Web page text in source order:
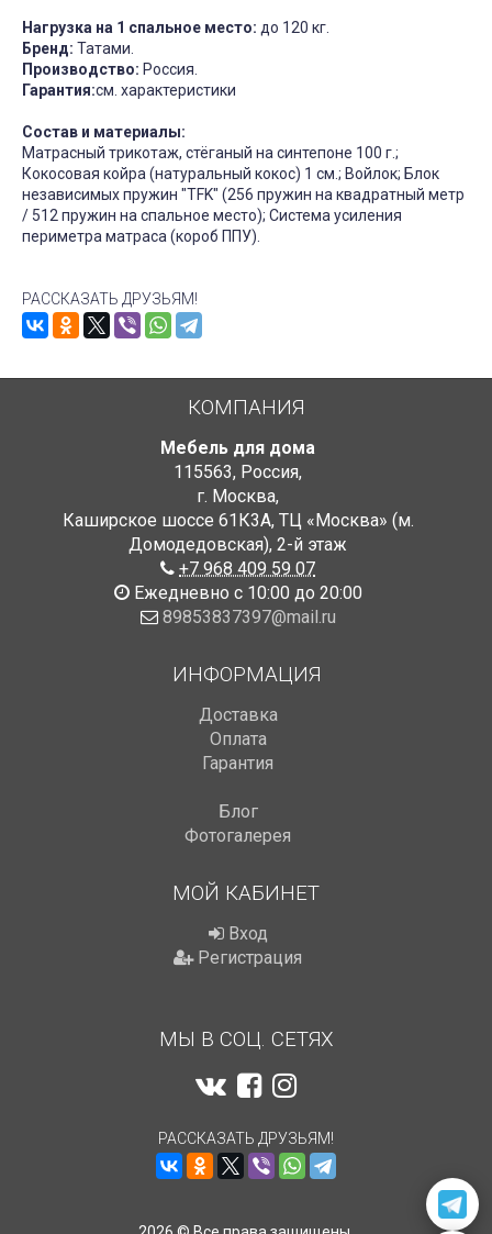
Нагрузка на 1 спальное место: до 120 кг.
Бренд: Татами.
Производство: Россия.
Гарантия:см. характеристики
Состав и материалы:
Матрасный трикотаж, стёганый на синтепоне 100 г.;
Кокосовая койра (натуральный кокос) 1 см.; Войлок; Блок
независимых пружин "TFK" (256 пружин на квадратный метр
/ 512 пружин на спальное место); Система усиления
периметра матраса (короб ППУ).
РАССКАЗАТЬ ДРУЗЬЯМ!
КОМПАНИЯ
Мебель для дома
115563, Россия,
г. Москва,
Каширское шоссе 61К3А, ТЦ «Москва» (м.
Домодедовская), 2-й этаж
+7 968 409 59 07
Ежедневно с 10:00 до 20:00
89853837397@mail.ru
ИНФОРМАЦИЯ
Доставка
Оплата
Гарантия
Блог
Фотогалерея
МОЙ КАБИНЕТ
Вход
Регистрация
МЫ В СОЦ. СЕТЯХ
РАССКАЗАТЬ ДРУЗЬЯМ!